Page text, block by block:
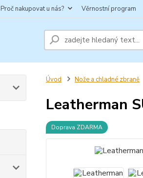
Proč nakupovat u nás? Věrnostní program
Úvod Nože a chladné zbraně
Leatherman
Doprava ZDARMA